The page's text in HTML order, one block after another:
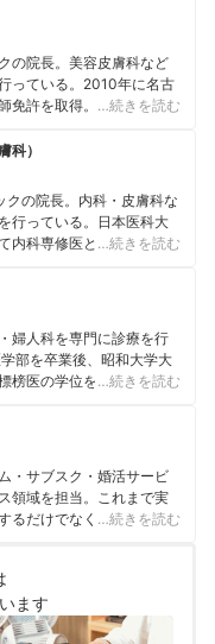
っている。また、肌や美
く楽しく発信するために
の院長。美容皮膚科など
っている。2010年に名古
免許を取得。NTT西日本
系研究科にて神経細胞生
に従事。その後、阪南中
に天下茶屋あみ皮フ科ク
修・取材実績＞ ・2020
ー』 ・2020年7月 『医療
』化粧水（敏感肌、乾燥
記事 ・2020年11月
プ、乳液、美白美容液に
』
…続きを読む
科）
の院長。内科・皮膚科な
行っている。日本医科大
内科専修医として研修を
丘クリニックの院長とし
認定内科医・日本透析医
皮膚科学会・点滴療法研
野で活躍中。
…続きを読む
婦人科を専門に診療を行
部を卒業後、昭和大学大
榜医の学位を取得後、現
当。また、日本産科婦人
日本東洋医学会の会員と
医学ハンディブック（池
かる女性の医学（池田書
Book（成美堂出版）
…続きを読む
・サブスク・婚活サービ
領域を担当。これまで実
るだけでなく、医師や婚
ユーザーが選びやすい情
活動している。
…続きを読む
ます